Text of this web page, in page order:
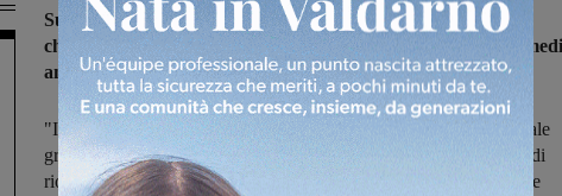
Sulla situazione dell'ospedale Serristori di Figline, dopo la
chiusura notturna del pronto soccorso e il trasferimento dei
anestesisti, interviene il Comitato in difesa del presidio.
"Il Comitato Difesa Serristori è perfettamente cosciente che l’attuale
gravissima emergenza sanitaria impone alla Direzione della USL di
riorganizzare e razionalizzare le strutture ospedaliere per affrontare